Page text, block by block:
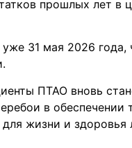
прошлых лет в
31 мая 2026 года,
ПТАО вновь
в
жизни и